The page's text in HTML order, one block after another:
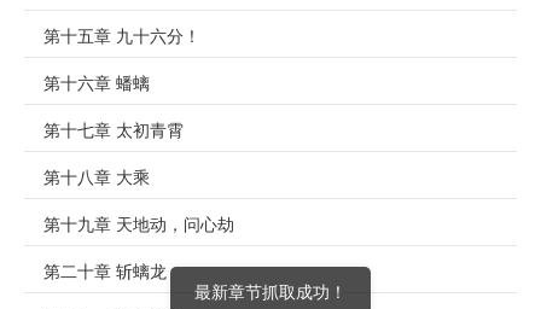
第十五章 九十六分！
第十六章 蟠螭
第十七章 太初青霄
第十八章 大乘
第十九章 天地动，问心劫
第二十章 斩螭龙